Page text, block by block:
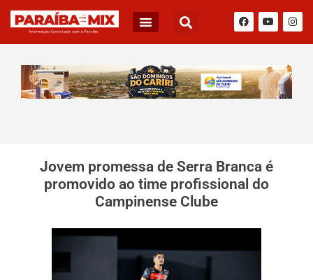
Jovem promessa de Serra Branca é
promovido ao time profissional do
Campinense Clube